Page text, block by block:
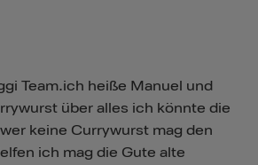
Team.ich heiße Manuel und
über alles ich könnte die
keine Currywurst mag den
ich mag die Gute alte